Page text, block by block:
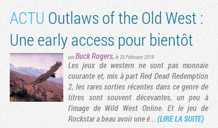
ACTU Outlaws of the Old West :
Une early access pour bientôt
parBuck Rogers, le 25 February 2019
Les jeux de western ne sont pas monnaie
courante et, mis à part Red Dead Redemption
2, les rares sorties récentes dans ce genre de
titres sont souvent décevantes, un peu à
l'image de Wild West Online. Et le jeu de
Rockstar a beau avoir une é...(LIRE LA SUITE)